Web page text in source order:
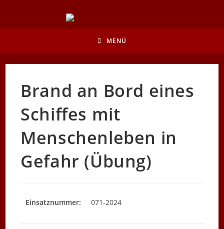
springen
MENÜ
Brand an Bord eines
Schiffes mit
Menschenleben in
Gefahr (Übung)
Einsatznummer: 071-2024